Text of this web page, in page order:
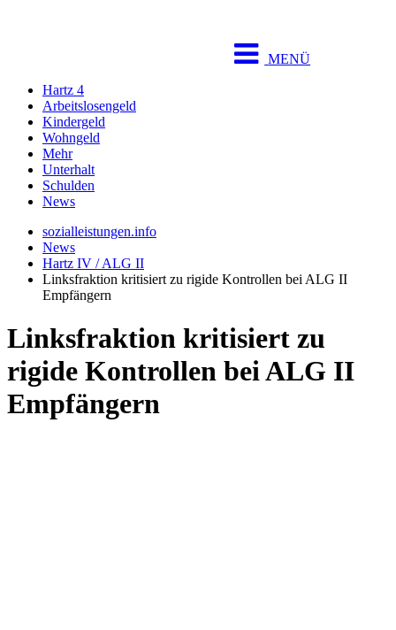
MENÜ
Hartz 4
Arbeitslosengeld
Kindergeld
Wohngeld
Mehr
Unterhalt
Schulden
News
sozialleistungen.info
News
Hartz IV / ALG II
Linksfraktion kritisiert zu rigide Kontrollen bei ALG II
Empfängern
Linksfraktion kritisiert zu
rigide Kontrollen bei ALG II
Empfängern